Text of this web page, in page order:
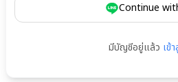
Continue
มีบัญชีอยู่แล้ว เข้